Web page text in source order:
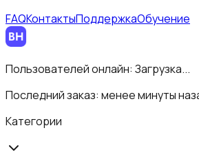
FAQКонтактыПоддержкаОбучение
Пользователей онлайн: Загрузка...
Последний заказ: менее минуты
Категории